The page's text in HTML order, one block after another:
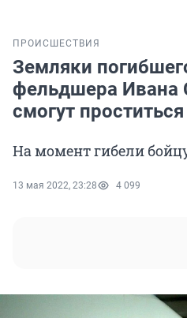
ПРОИСШЕСТВИЯ
Земляки
фельдшера Ивана
смогут
На момент гибели
13 мая 2022, 23:28 4 099